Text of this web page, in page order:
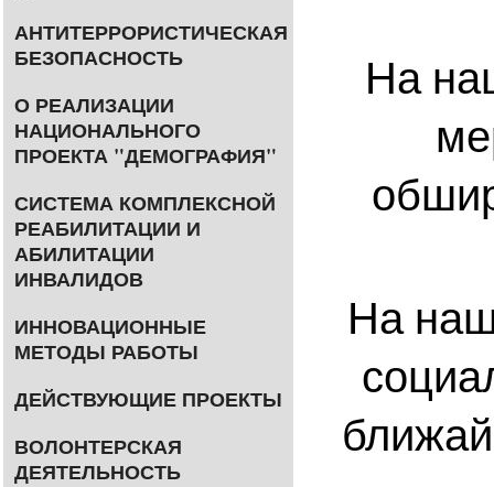
АНТИТЕРРОРИСТИЧЕСКАЯ
БЕЗОПАСНОСТЬ
О РЕАЛИЗАЦИИ
НАЦИОНАЛЬНОГО
ПРОЕКТА "ДЕМОГРАФИЯ"
СИСТЕМА КОМПЛЕКСНОЙ
РЕАБИЛИТАЦИИ И
АБИЛИТАЦИИ
ИНВАЛИДОВ
ИННОВАЦИОННЫЕ
МЕТОДЫ РАБОТЫ
ДЕЙСТВУЮЩИЕ ПРОЕКТЫ
ВОЛОНТЕРСКАЯ
ДЕЯТЕЛЬНОСТЬ
На
На